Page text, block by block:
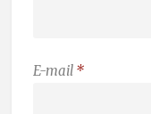
E-mail *